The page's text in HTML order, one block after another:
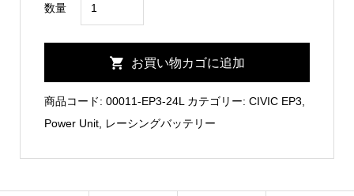
数量
EP3
Lightweight
Lithium-
Battery/MEGA・
LiFe
お買い物カゴに追加
商品コード: 00011-EP3-24L カテゴリー: CIVIC EP3
Power Unit, レーシングバッテリー